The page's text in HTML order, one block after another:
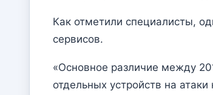
Как отметили специалисты,
сервисов.
«Основное различие между
отдельных устройств на